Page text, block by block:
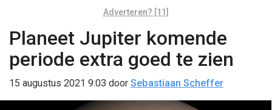
Adverteren? [11]
Planeet Jupiter komende
periode extra goed te zien
15 augustus 2021 9:03 door Sebastiaan Scheffer